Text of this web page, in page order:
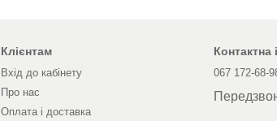
Клієнтам
Вхід до кабінету
Про нас
Оплата і доставка
Контактна
067 172-68-